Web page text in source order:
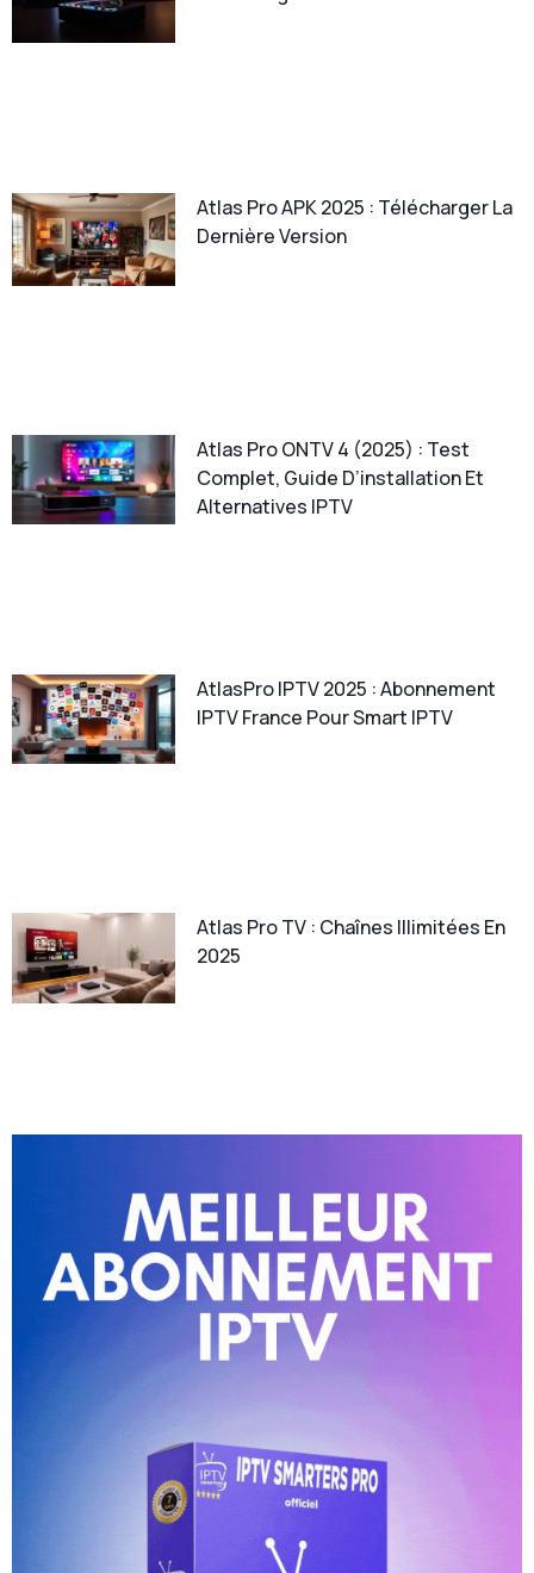
Atlas Pro APK 2025 : Télécharger La
Dernière Version
Atlas Pro ONTV 4 (2025) : Test
Complet, Guide D’installation Et
Alternatives IPTV
AtlasPro IPTV 2025 : Abonnement
IPTV France Pour Smart IPTV
Atlas Pro TV : Chaînes Illimitées En
2025